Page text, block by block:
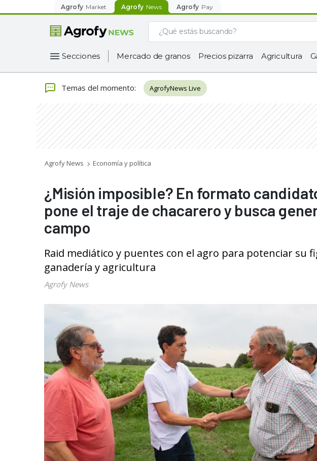
Agrofy Market Agrofy News Agrofy Pay
Secciones Mercado de granos Precios pizarra Agricultura
Temas del momento: AgrofyNews Live
Agrofy News Economía y política
¿Misión imposible? En formato
pone el traje de chacarero y busca
campo
Raid mediático y puentes con el agro para potenciar su
ganadería y agricultura
Agrofy News